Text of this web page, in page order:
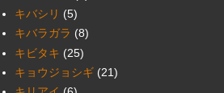
キバシリ (5)
キバラガラ (8)
キビタキ (25)
キョウジョシギ (21)